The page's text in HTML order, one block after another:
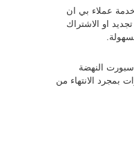
عملاء بي ان
او الاشتراك
النهضة
بمجرد الانتهاء من